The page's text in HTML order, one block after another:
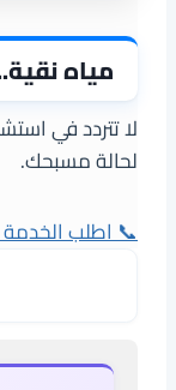
مياه
لا تتردد في
لحالة مسبحك.
📞 اطلب الخدمة الآن: